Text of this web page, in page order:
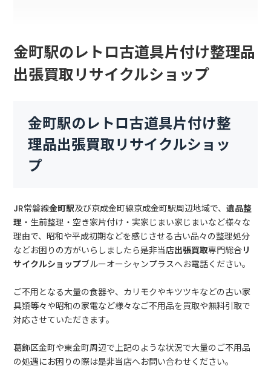
金町駅のレトロ古道具片付け整理品
出張買取リサイクルショップ
金町駅のレトロ古道具片付け整
理品出張買取リサイクルショッ
プ
JR常磐線金町駅及び京成金町線京成金町駅周辺地域で、遺品整
理 ・生前整理・空き家片付け・実家じまい家じまいなど様々な
理由で、昭和や平成初期などを感じさせる古い品々の整理処分
などお困りの方がいらしましたら是非当店出張買取専門総合リ
サイクルショップブルーオーシャンプラスへお電話ください。
ご不用となる大量の食器や、カリモクやキツツキなどの古い家
具類等々や昭和の家電など様々なご不用品を買取や無料引取で
対応させていただきます。
葛飾区金町や東金町周辺で上記のような状況で大量のご不用品
の処遇にお困りの際は是非当店へお問い合わせください。